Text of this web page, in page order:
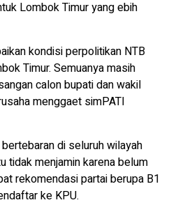
Lombok Timur yang ebih
kondisi perpolitikan NTB
Timur. Semuanya masih
calon bupati dan wakil
menggaet simPATI
di seluruh wilayah
tidak menjamin karena belum
rekomendasi partai berupa B1
ke KPU.